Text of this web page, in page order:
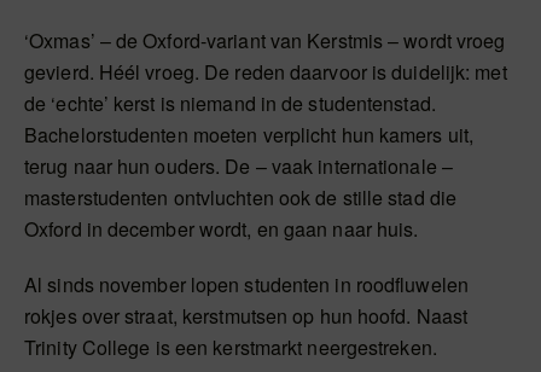
‘Oxmas’ – de Oxford-variant van Kerstmis – wordt vroeg
gevierd. Héél vroeg. De reden daarvoor is duidelijk: met
de ‘echte’ kerst is niemand in de studentenstad.
Bachelorstudenten moeten verplicht hun kamers uit,
terug naar hun ouders. De – vaak internationale –
masterstudenten ontvluchten ook de stille stad die
Oxford in december wordt, en gaan naar huis.
Al sinds november lopen studenten in roodfluwelen
rokjes over straat, kerstmutsen op hun hoofd. Naast
Trinity College is een kerstmarkt neergestreken.